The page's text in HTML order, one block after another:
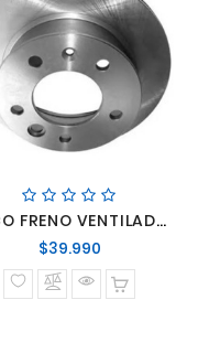
DISCO FRENO VENTILADO DELANTERO MERCEDES BENZ SPRINTER 413
$39.990Precio
normal